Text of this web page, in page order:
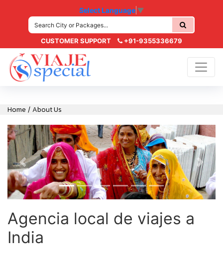
Select Language ▼
CUSTOMER SUPPORT +91-9355336679
Sobre Nosotros
Home / About Us
Previous Next
Agencia local de viajes a
India